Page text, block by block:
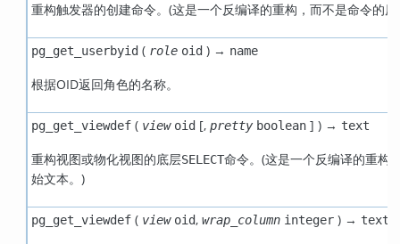
重构触发器的创建命令。(这是一个反编译的重构，而不是命令的
pg_get_userbyid( role oid) → name
根据OID返回角色的名称。
pg_get_viewdef( view oid[, pretty boolean ] ) → text
重构视图或物化视图的底层SELECT命令。(这是一个反编译的重构
始文本。)
pg_get_viewdef( view oid, wrap_column integer) → text